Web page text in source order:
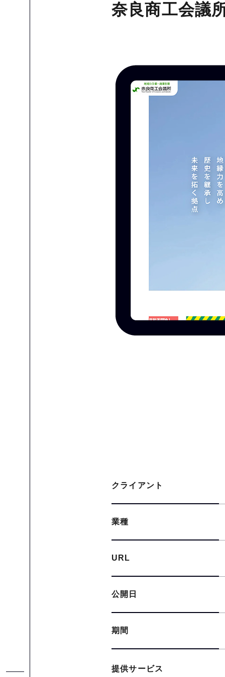
奈良商工会議
クライアント
業種
URL
公開日
期間
提供サービス